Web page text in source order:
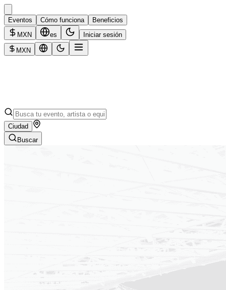
Eventos Cómo funciona
Beneficios
MXN
es Iniciar sesión
MXN
Ciudad
Buscar